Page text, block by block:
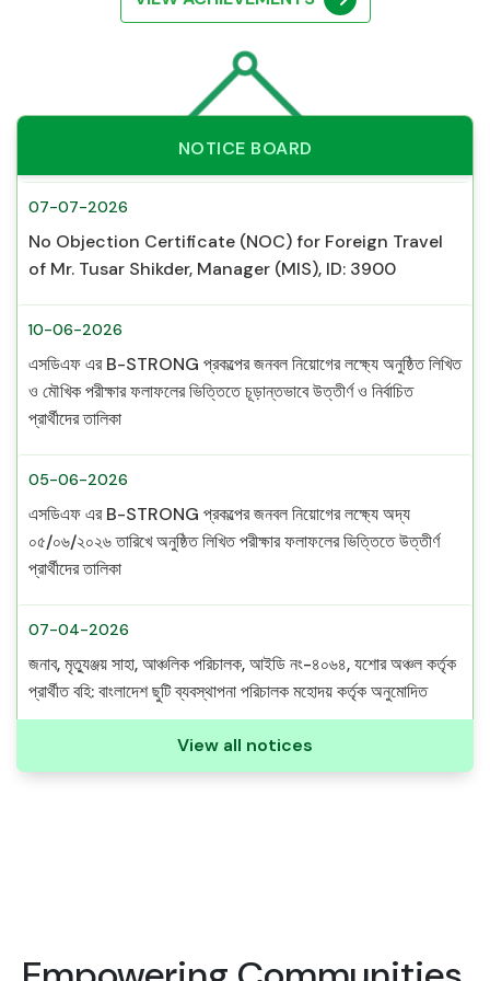
NOTICE BOARD
07-07-2026
No Objection Certificate (NOC) for Foreign Travel
of Mr. Tusar Shikder, Manager (MIS), ID: 3900
10-06-2026
এসডিএফ এর B-STRONG প্রকল্পের জনবল নিয়োগের লক্ষ্যে অনুষ্ঠিত লিখিত
ও মৌখিক পরীক্ষার ফলাফলের ভিত্তিতে চূড়ান্তভাবে উত্তীর্ণ ও নির্বাচিত
প্রার্থীদের তালিকা
05-06-2026
এসডিএফ এর B-STRONG প্রকল্পের জনবল নিয়োগের লক্ষ্যে অদ্য
০৫/০৬/২০২৬ তারিখে অনুষ্ঠিত লিখিত পরীক্ষার ফলাফলের ভিত্তিতে উত্তীর্ণ
প্রার্থীদের তালিকা
07-04-2026
জনাব, মৃত্যুঞ্জয় সাহা, আঞ্চলিক পরিচালক, আইডি নং-৪০৬৪, যশোর অঞ্চল কর্তৃক
প্রার্থীত বহি: বাংলাদেশ ছুটি ব্যবস্থাপনা পরিচালক মহোদয় কর্তৃক অনুমোদিত
আভ্যন্তরীণ নিয়োগ বিজ্ঞপ্তি
View all notices